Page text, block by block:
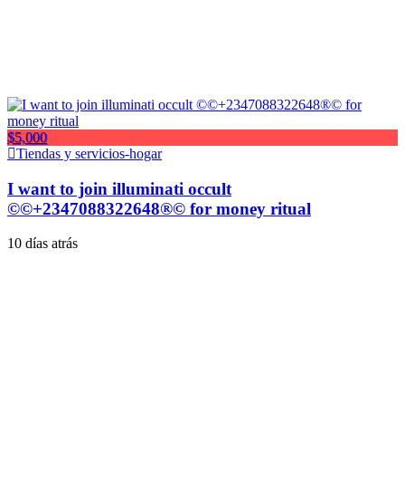
$5,000
Tiendas y servicios-hogar
I want to join illuminati occult
©©+2347088322648®© for money ritual
10 días atrás